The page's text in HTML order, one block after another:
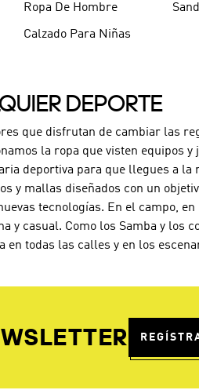
Ropa De Hombre
Calzado Para Niñas
DEPORTE
que disfrutan de cambiar las
la ropa que visten equipos
deportiva para que llegues a la
y mallas diseñados con un
tecnologías. En el campo,
y casual. Como los Samba y los
en todas las calles y en los